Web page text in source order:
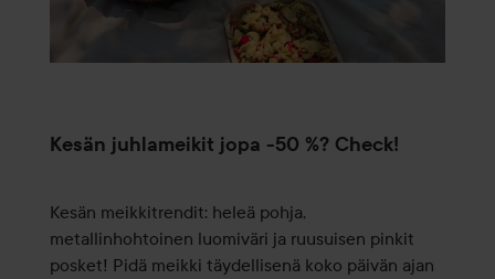
Kesän juhlameikit jopa -50 %? Check!
Kesän meikkitrendit: heleä pohja,
metallinhohtoinen luomiväri ja ruusuisen pinkit
posket! Pidä meikki täydellisenä koko päivän ajan